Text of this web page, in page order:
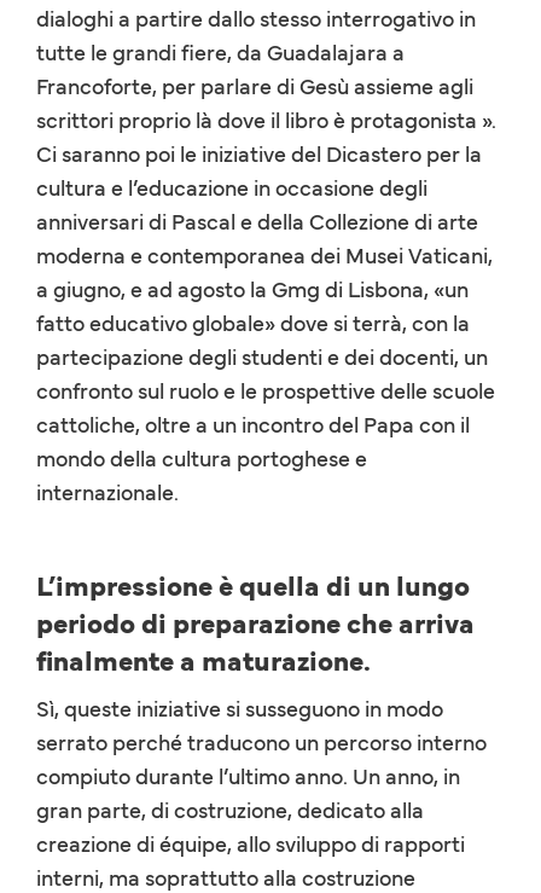
dialoghi a partire dallo stesso interrogativo in
tutte le grandi fiere, da Guadalajara a
Francoforte, per parlare di Gesù assieme agli
scrittori proprio là dove il libro è protagonista ».
Ci saranno poi le iniziative del Dicastero per la
cultura e l’educazione in occasione degli
anniversari di Pascal e della Collezione di arte
moderna e contemporanea dei Musei Vaticani,
a giugno, e ad agosto la Gmg di Lisbona, «un
fatto educativo globale» dove si terrà, con la
partecipazione degli studenti e dei docenti, un
confronto sul ruolo e le prospettive delle scuole
cattoliche, oltre a un incontro del Papa con il
mondo della cultura portoghese e
internazionale.
L’impressione è quella di un lungo
periodo di preparazione che arriva
finalmente a maturazione.
Sì, queste iniziative si susseguono in modo
serrato perché traducono un percorso interno
compiuto durante l’ultimo anno. Un anno, in
gran parte, di costruzione, dedicato alla
creazione di équipe, allo sviluppo di rapporti
interni, ma soprattutto alla costruzione